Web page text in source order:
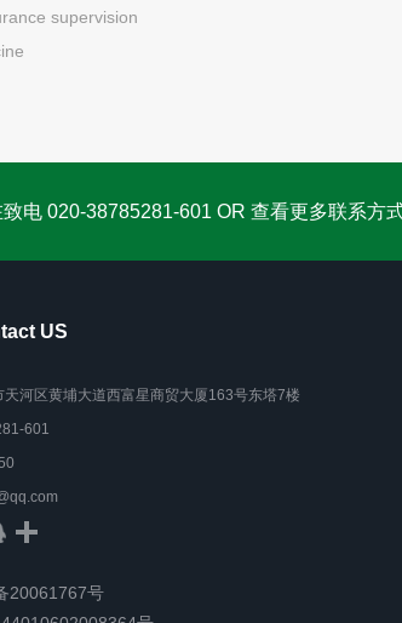
supervision
致电 020-38785281-601 OR 查看更多联系方
US
天河区黄埔大道西富星商贸大厦163号东塔7楼
601
20061767号